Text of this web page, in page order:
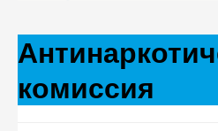
комиссия